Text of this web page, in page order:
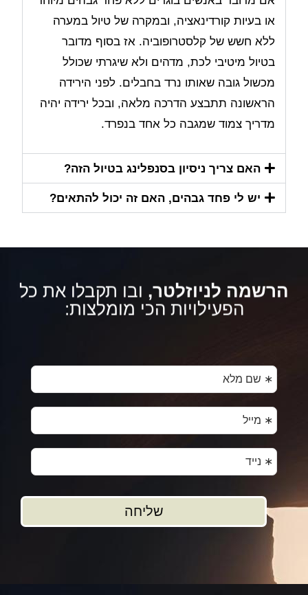
או בעיות קורדינאציה, ובמקרה של טיול במערה
ללא חשש של קלסטרופוביה. אז בסוף מדובר
בטיול מיטיבי לכת, מדהים ולא שיגרתי שכולל
מכשול גובה שאותו נרד בחבלים. לפני הירידה
הראשונה תתבצע הדרכה מלאה, ובכל ירידה יהיה
מדריך צמוד שמגבה כל אחד בנפרד.
האם צריך ניסיון בסנפלינג בטיול הזה?
יש לי פחד גבהים, האם זה יכול להתאים?
הרשמה לניוזלטר, ובו תקבלו את כל
הפעילויות הכי מומלצות: